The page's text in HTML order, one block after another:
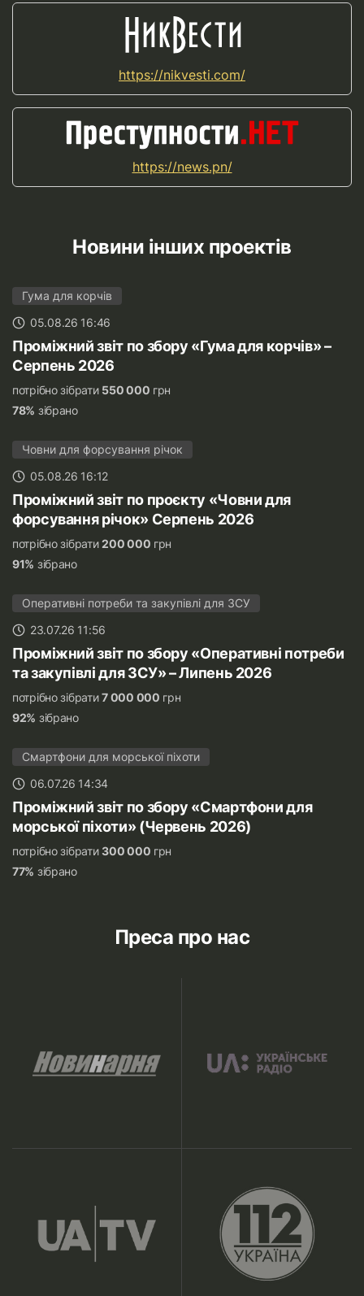
https://nikvesti.com/
https://news.pn/
Новини інших проектів
Гума для корчів
05.08.26 16:46
Проміжний звіт по збору «Гума для корчів» –
Серпень 2026
потрібно зібрати 550 000 грн
78% зібрано
Човни для форсування річок
05.08.26 16:12
Проміжний звіт по проєкту «Човни для
форсування річок» Серпень 2026
потрібно зібрати200 000 грн
91% зібрано
Оперативні потреби та закупівлі для ЗСУ
23.07.26 11:56
Проміжний звіт по збору «Оперативні потреби
та закупівлі для ЗСУ» – Липень 2026
потрібно зібрати7 000 000 грн
92% зібрано
Смартфони для морської піхоти
06.07.26 14:34
Проміжний звіт по збору «Смартфони для
морської піхоти» (Червень 2026)
потрібно зібрати300 000 грн
77% зібрано
Преса про нас